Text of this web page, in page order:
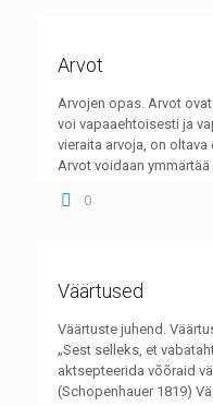
Arvot
Arvojen opas. Arvot
voi vapaaehtoisesti ja
vieraita arvoja, on
Arvot voidaan
0
Väärtused
Väärtuste juhend.
„Sest selleks, et
aktsepteerida võõraid
(Schopenhauer 1819)